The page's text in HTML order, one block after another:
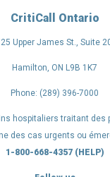
CritiCall Ontario
Upper James St., Suite
Hamilton, ON L9B 1K7
Phone: (289) 396-7000
hospitaliers traitant des
des cas urgents ou
1-800-668-4357 (HELP)